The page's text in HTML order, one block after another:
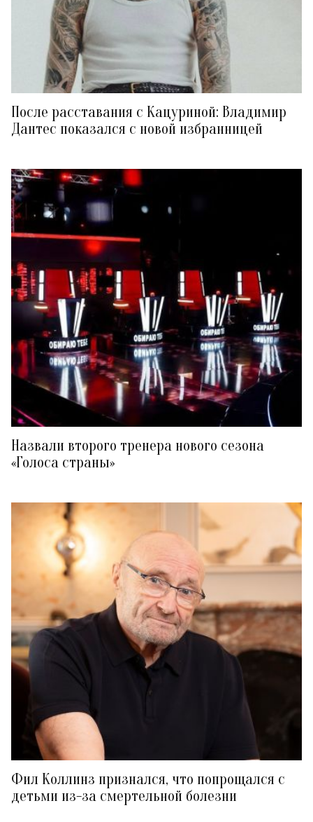
После расставания с Кацуриной: Владимир
Дантес показался с новой избранницей
Назвали второго тренера нового сезона
«Голоса страны»
Фил Коллинз признался, что попрощался с
детьми из-за смертельной болезни